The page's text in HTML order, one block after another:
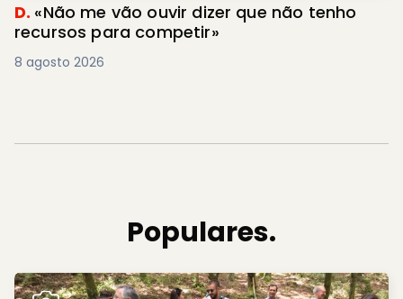
D. «Não me vão ouvir dizer que não tenho
recursos para competir»
8 agosto 2026
Populares.